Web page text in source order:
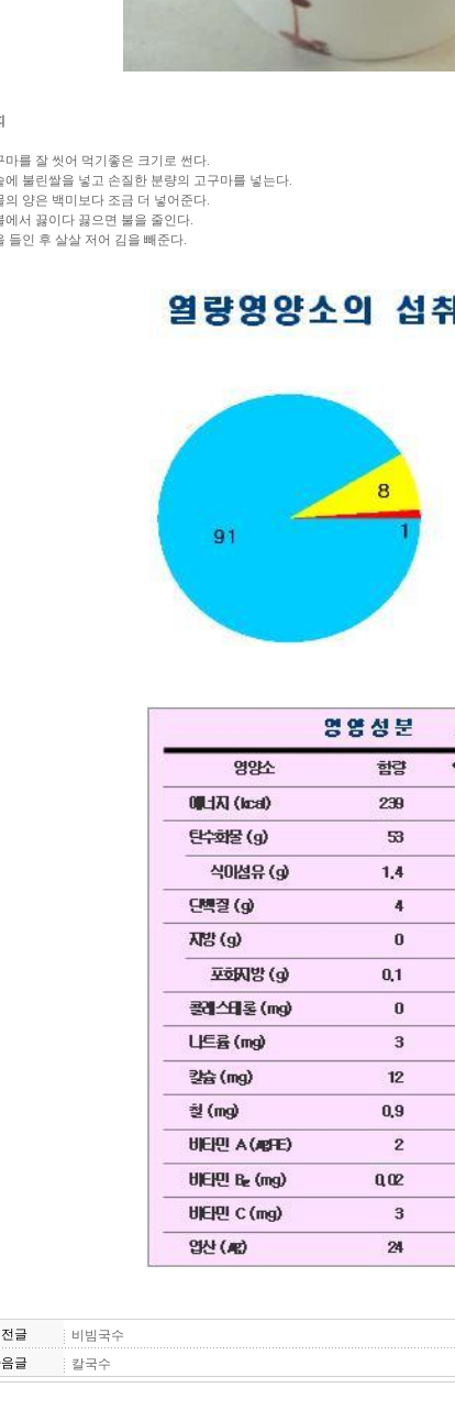
마를 잘 씻어 먹기좋은 크기로 썬다.
에 불린쌀을 넣고 손질한 분량의 고구마를 넣는다.
의 양은 백미보다 조금 더 넣어준다.
에서 끓이다 끓으면 불을 줄인다.
들인 후 살살 저어 김을 빼준다.
글
비빔국수
글
칼국수